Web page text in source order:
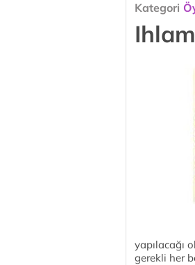
Kategori
yapılacağı
gerekli her